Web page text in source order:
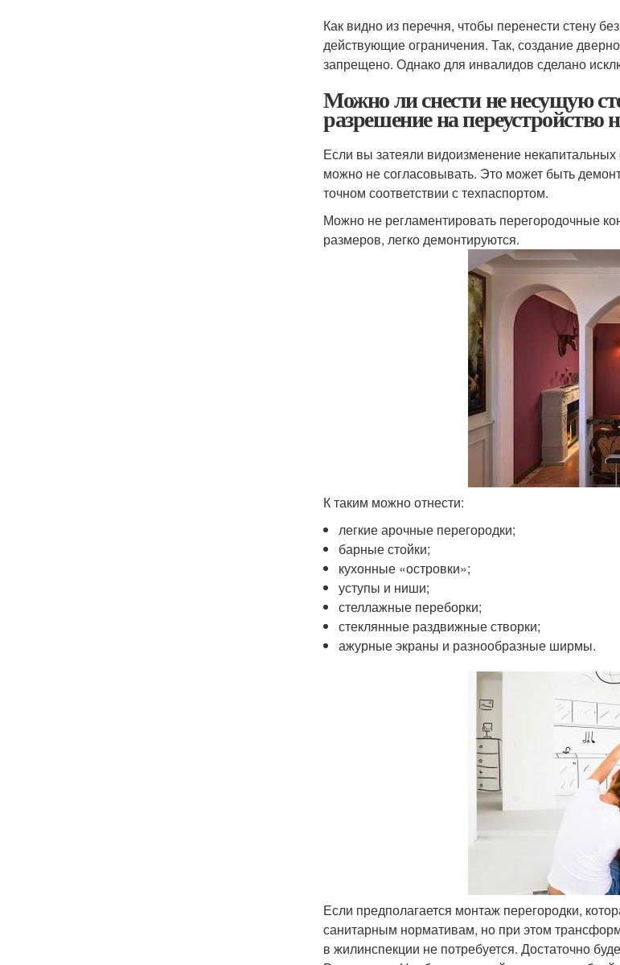
Как видно из перечня, чтобы перенести стену
действующие ограничения. Так, создание
запрещено. Однако для инвалидов сделано
Можно ли снести не несущую
разрешение на переустройство
Если вы затеяли видоизменение
можно не согласовывать. Это может быть
точном соответствии с техпаспортом.
Можно не регламентировать перегородочные
размеров, легко демонтируются.
К таким можно отнести:
легкие арочные перегородки;
барные стойки;
кухонные «островки»;
уступы и ниши;
стеллажные переборки;
стеклянные раздвижные створки;
ажурные экраны и разнообразные ширмы.
Если предполагается монтаж перегородки,
санитарным нормативам, но при этом
в жилинспекции не потребуется. Достаточно